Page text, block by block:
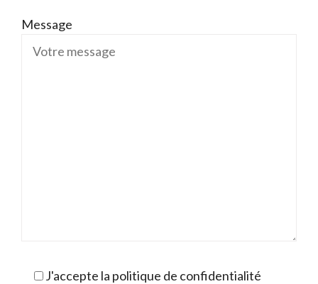
Message
J'accepte la politique de confidentialité